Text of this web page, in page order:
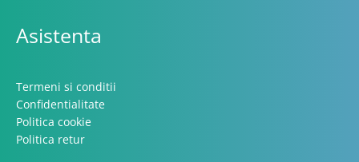
Asistenta
Termeni si conditii
Confidentialitate
Politica cookie
Politica retur